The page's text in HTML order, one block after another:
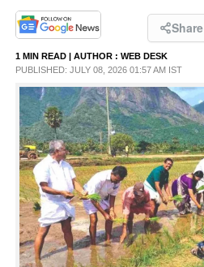
LIFESTYLE
SPIRITUAL
INFO+
ART
Share
1 MIN READ | AUTHOR : WEB DESK
PUBLISHED: JULY 08, 2026 01:57 AM IST